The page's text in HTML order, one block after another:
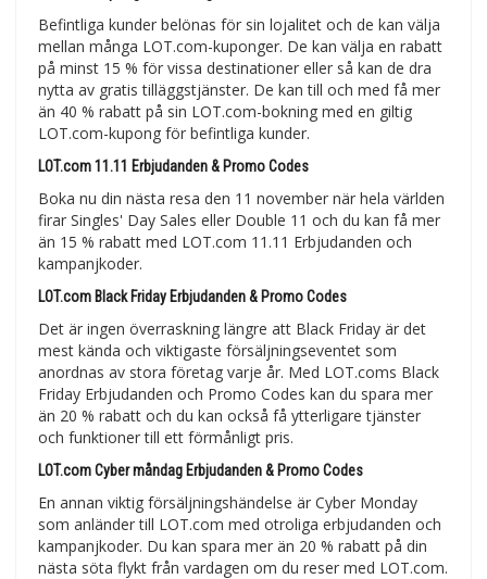
Befintliga kunder belönas för sin lojalitet och de kan välja
mellan många LOT.com-kuponger. De kan välja en rabatt
på minst 15 % för vissa destinationer eller så kan de dra
nytta av gratis tilläggstjänster. De kan till och med få mer
än 40 % rabatt på sin LOT.com-bokning med en giltig
LOT.com-kupong för befintliga kunder.
LOT.com 11.11 Erbjudanden & Promo Codes
Boka nu din nästa resa den 11 november när hela världen
firar Singles' Day Sales eller Double 11 och du kan få mer
än 15 % rabatt med LOT.com 11.11 Erbjudanden och
kampanjkoder.
LOT.com Black Friday Erbjudanden & Promo Codes
Det är ingen överraskning längre att Black Friday är det
mest kända och viktigaste försäljningseventet som
anordnas av stora företag varje år. Med LOT.coms Black
Friday Erbjudanden och Promo Codes kan du spara mer
än 20 % rabatt och du kan också få ytterligare tjänster
och funktioner till ett förmånligt pris.
LOT.com Cyber måndag Erbjudanden & Promo Codes
En annan viktig försäljningshändelse är Cyber Monday
som anländer till LOT.com med otroliga erbjudanden och
kampanjkoder. Du kan spara mer än 20 % rabatt på din
nästa söta flykt från vardagen om du reser med LOT.com.